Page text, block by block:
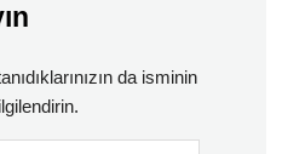
da isminin